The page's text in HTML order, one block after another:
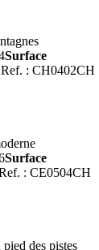
Surface
Ref. : CH0402CH
Surface
: CE0504CH
des pistes